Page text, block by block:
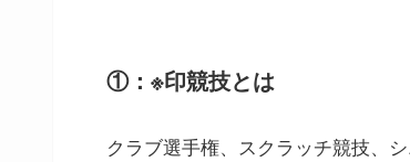
①：※印競技とは
クラブ選手権、スクラッチ競技、